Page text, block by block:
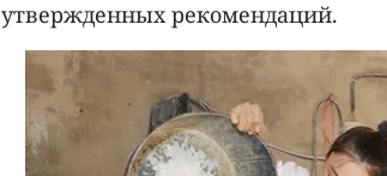
утвержденных рекомендаций.